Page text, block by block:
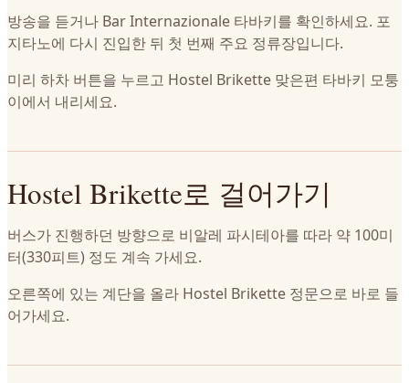
방송을 듣거나 Bar Internazionale 타바키를 확인하세요. 포
지타노에 다시 진입한 뒤 첫 번째 주요 정류장입니다.
미리 하차 버튼을 누르고 Hostel Brikette 맞은편 타바키 모퉁
이에서 내리세요.
Hostel Brikette로 걸어가기
버스가 진행하던 방향으로 비알레 파시테아를 따라 약 100미
터(330피트) 정도 계속 가세요.
오른쪽에 있는 계단을 올라 Hostel Brikette 정문으로 바로 들
어가세요.